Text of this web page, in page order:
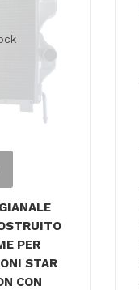
PER
STAR
CON